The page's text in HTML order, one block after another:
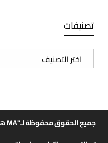
تصنيفات
تصنيفات
جميع الحقوق محفوظة لـ"MA هوتيلز"